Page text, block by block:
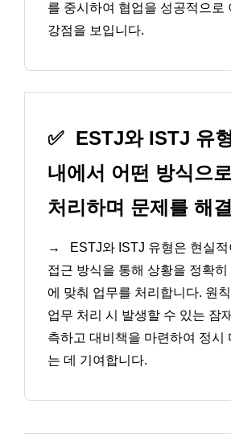
를 중시하여 협업을 성공적으로
강점을 보입니다.
✅ ESTJ와 ISTJ 유
내에서 어떤 방식으
처리하며 문제를 해
→
ESTJ와 ISTJ 유형은 현실
접근 방식을 통해 상황을 정확히
에 맞춰 업무를 처리합니다. 원
업무 처리 시 발생할 수 있는 잠
측하고 대비책을 마련하여 정시
는 데 기여합니다.